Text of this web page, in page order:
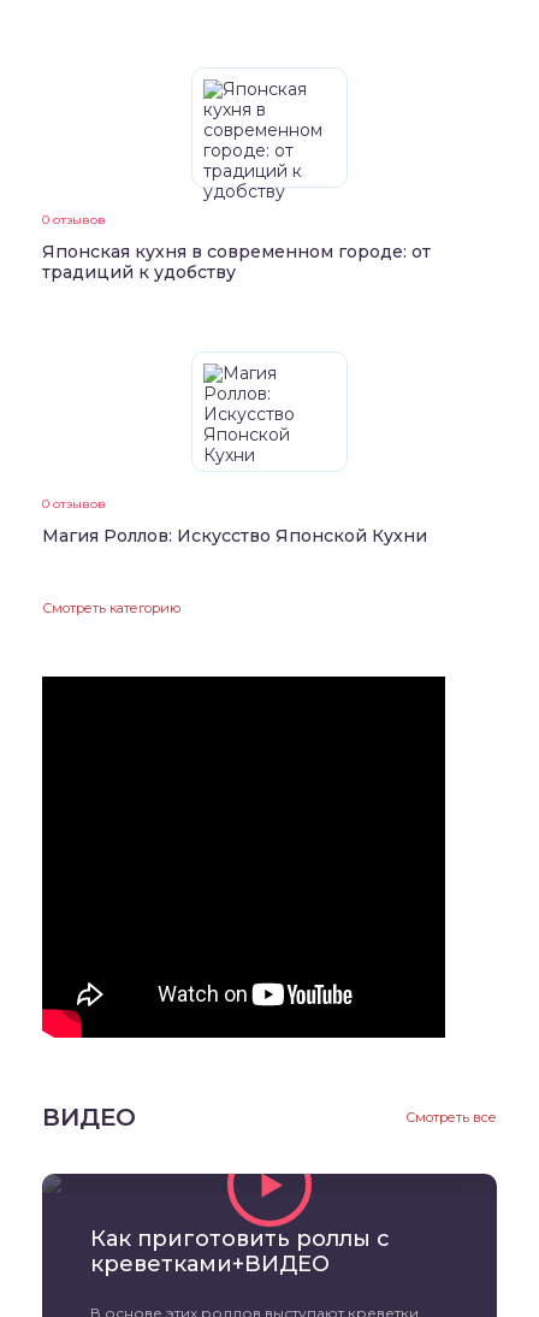
0 отзывов
Японская кухня в современном городе: от
традиций к удобству
0 отзывов
Магия Роллов: Искусство Японской Кухни
Смотреть категорию
ВИДЕО Смотреть все
Как приготовить роллы с
креветками+ВИДЕО
В основе этих роллов выступают креветки,